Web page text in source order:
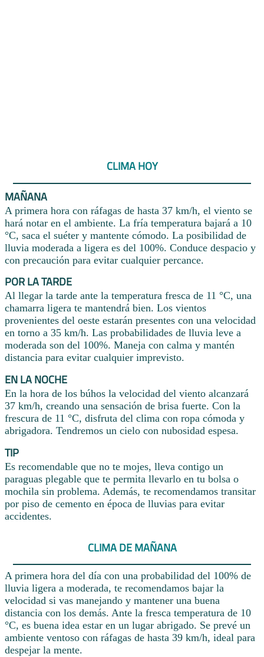
CLIMA HOY
MAÑANA
A primera hora con ráfagas de hasta 37 km/h, el viento se
hará notar en el ambiente. La fría temperatura bajará a 10
°C, saca el suéter y mantente cómodo. La posibilidad de
lluvia moderada a ligera es del 100%. Conduce despacio y
con precaución para evitar cualquier percance.
POR LA TARDE
Al llegar la tarde ante la temperatura fresca de 11 °C, una
chamarra ligera te mantendrá bien. Los vientos
provenientes del oeste estarán presentes con una velocidad
en torno a 35 km/h. Las probabilidades de lluvia leve a
moderada son del 100%. Maneja con calma y mantén
distancia para evitar cualquier imprevisto.
EN LA NOCHE
En la hora de los búhos la velocidad del viento alcanzará
37 km/h, creando una sensación de brisa fuerte. Con la
frescura de 11 °C, disfruta del clima con ropa cómoda y
abrigadora. Tendremos un cielo con nubosidad espesa.
TIP
Es recomendable que no te mojes, lleva contigo un
paraguas plegable que te permita llevarlo en tu bolsa o
mochila sin problema. Además, te recomendamos transitar
por piso de cemento en época de lluvias para evitar
accidentes.
CLIMA DE MAÑANA
A primera hora del día con una probabilidad del 100% de
lluvia ligera a moderada, te recomendamos bajar la
velocidad si vas manejando y mantener una buena
distancia con los demás. Ante la fresca temperatura de 10
°C, es buena idea estar en un lugar abrigado. Se prevé un
ambiente ventoso con ráfagas de hasta 39 km/h, ideal para
despejar la mente.